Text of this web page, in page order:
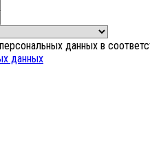
данных в
данных